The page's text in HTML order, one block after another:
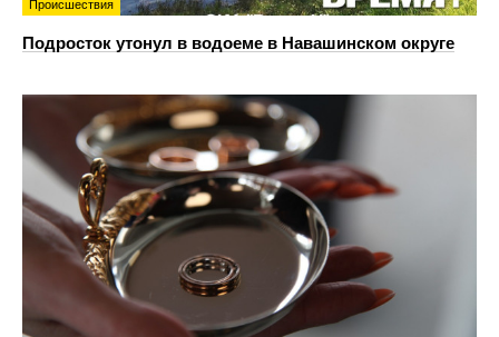
Происшествия
Подросток утонул в водоеме в Навашинском округе